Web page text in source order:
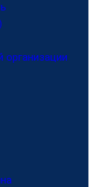
организации